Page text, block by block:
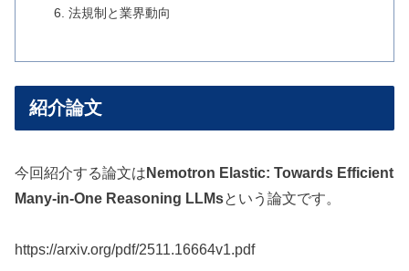
法規制と業界動向
紹介論文
今回紹介する論文は Nemotron Elastic: Towards Efficient
Many-in-One Reasoning LLMsという論文です。
https://arxiv.org/pdf/2511.16664v1.pdf